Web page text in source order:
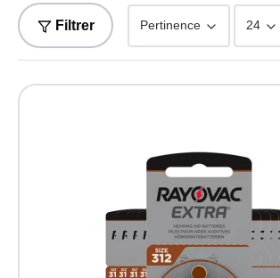
Filtrer Pertinence 24